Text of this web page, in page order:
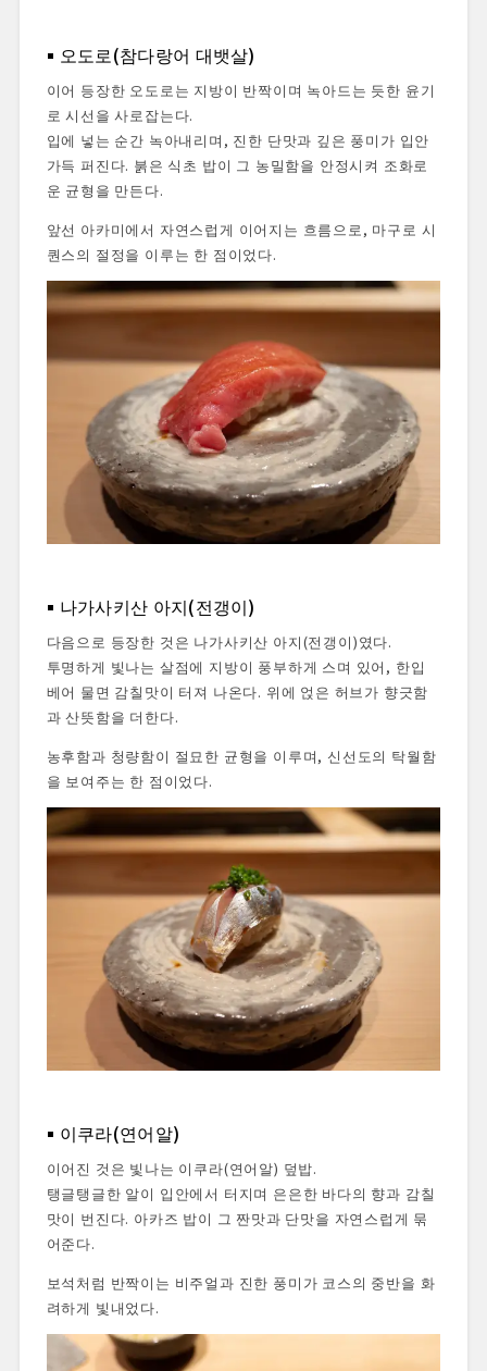
오도로(참다랑어 대뱃살)
이어 등장한 오도로는 지방이 반짝이며 녹아드는 듯한 윤기
로 시선을 사로잡는다.
입에 넣는 순간 녹아내리며, 진한 단맛과 깊은 풍미가 입안
가득 퍼진다. 붉은 식초 밥이 그 농밀함을 안정시켜 조화로
운 균형을 만든다.
앞선 아카미에서 자연스럽게 이어지는 흐름으로, 마구로 시
퀀스의 절정을 이루는 한 점이었다.
나가사키산 아지(전갱이)
다음으로 등장한 것은 나가사키산 아지(전갱이)였다.
투명하게 빛나는 살점에 지방이 풍부하게 스며 있어, 한입
베어 물면 감칠맛이 터져 나온다. 위에 얹은 허브가 향긋함
과 산뜻함을 더한다.
농후함과 청량함이 절묘한 균형을 이루며, 신선도의 탁월함
을 보여주는 한 점이었다.
이쿠라(연어알)
이어진 것은 빛나는 이쿠라(연어알) 덮밥.
탱글탱글한 알이 입안에서 터지며 은은한 바다의 향과 감칠
맛이 번진다. 아카즈 밥이 그 짠맛과 단맛을 자연스럽게 묶
어준다.
보석처럼 반짝이는 비주얼과 진한 풍미가 코스의 중반을 화
려하게 빛내었다.